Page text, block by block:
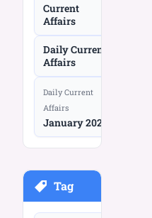
Current
Affairs
Daily Current
Affairs
Daily Current
Affairs
January 2026
Tag